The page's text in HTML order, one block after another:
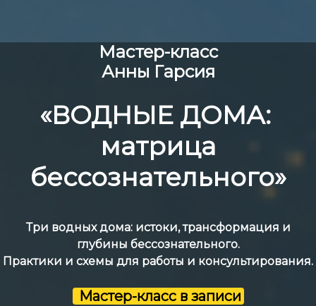
Мастер-класс
Анны Гарсия
«ВОДНЫЕ ДОМА:
матрица
бессознательного»
Три водных дома: истоки, трансформация и
глубины бессознательного.
Практики и схемы для работы и консультирования.
Мастер-класс в записи